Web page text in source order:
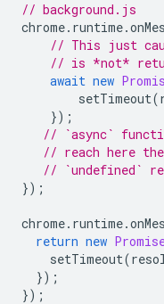
// background.js
chrome. runtime.
// This just
// is *not*
await new
setTimeout(
});
// `async`
// reach here
// `undefined`
});
chrome. runtime.
return new
setTimeout(
});
});